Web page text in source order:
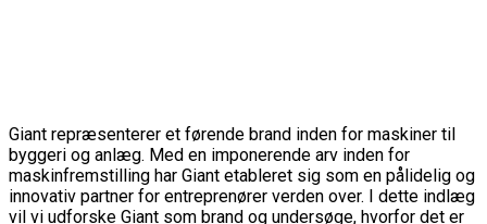
Giant repræsenterer et førende brand inden for maskiner til
byggeri og anlæg. Med en imponerende arv inden for
maskinfremstilling har Giant etableret sig som en pålidelig og
innovativ partner for entreprenører verden over. I dette indlæg
vil vi udforske Giant som brand og undersøge, hvorfor det er